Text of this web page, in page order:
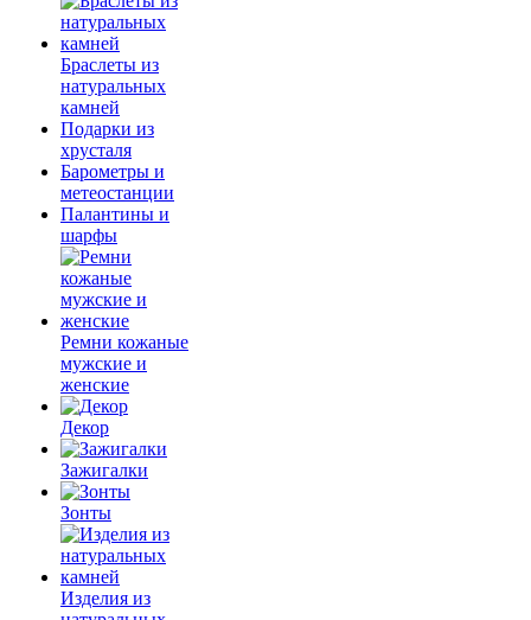
Браслеты из
натуральных
камней
Подарки из
хрусталя
Барометры и
метеостанции
Палантины и
шарфы
Ремни кожаные
мужские и
женские
Декор
Зажигалки
Зонты
Изделия из